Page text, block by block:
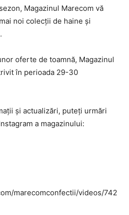
of
and be part of the
below. Don't worry, we respect
your inbox. Your information is
Magazinul Marecom vă
noi colecții de haine și
oferte de toamnă, Magazinul
în perioada 29-30
și actualizări, puteți urmări
a magazinului:
marecomconfectii/videos/742